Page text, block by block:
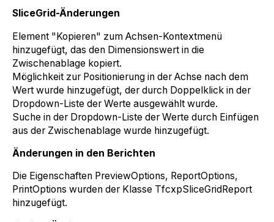
SliceGrid-Änderungen
Element "Kopieren" zum Achsen-Kontextmenü
hinzugefügt, das den Dimensionswert in die
Zwischenablage kopiert.
Möglichkeit zur Positionierung in der Achse nach dem
Wert wurde hinzugefügt, der durch Doppelklick in der
Dropdown-Liste der Werte ausgewählt wurde.
Suche in der Dropdown-Liste der Werte durch Einfügen
aus der Zwischenablage wurde hinzugefügt.
Änderungen in den Berichten
Die Eigenschaften PreviewOptions, ReportOptions,
PrintOptions wurden der Klasse TfcxpSliceGridReport
hinzugefügt.